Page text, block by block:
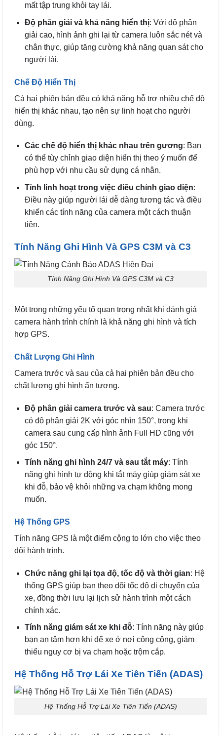
mất tập trung khỏi tay lái.
Độ phân giải và khả năng hiển thị: Với độ phân
giải cao, hình ảnh ghi lại từ camera luôn sắc nét và
chân thực, giúp tăng cường khả năng quan sát cho
người lái.
Chế Độ Hiển Thị
Cả hai phiên bản đều có khả năng hỗ trợ nhiều chế độ
hiển thị khác nhau, tạo nên sự linh hoạt cho người
dùng.
Các chế độ hiển thị khác nhau trên gương: Bạn
có thể tùy chỉnh giao diện hiển thị theo ý muốn để
phù hợp với nhu cầu sử dụng cá nhân.
Tính linh hoạt trong việc điều chỉnh giao diện:
Điều này giúp người lái dễ dàng tương tác và điều
khiển các tính năng của camera một cách thuận
tiện.
Tính Năng Ghi Hình Và GPS C3M và C3
Tính Năng Ghi Hình Và GPS C3M và C3
Một trong những yếu tố quan trọng nhất khi đánh giá
camera hành trình chính là khả năng ghi hình và tích
hợp GPS.
Chất Lượng Ghi Hình
Camera trước và sau của cả hai phiên bản đều cho
chất lượng ghi hình ấn tượng.
Độ phân giải camera trước và sau: Camera trước
có độ phân giải 2K với góc nhìn 150°, trong khi
camera sau cung cấp hình ảnh Full HD cũng với
góc 150°.
Tính năng ghi hình 24/7 và sau tắt máy: Tính
năng ghi hình tự động khi tắt máy giúp giám sát xe
khi đỗ, bảo vệ khỏi những va chạm không mong
muốn.
Hệ Thống GPS
Tính năng GPS là một điểm cộng to lớn cho việc theo
dõi hành trình.
Chức năng ghi lại tọa độ, tốc độ và thời gian: Hệ
thống GPS giúp bạn theo dõi tốc độ di chuyển của
xe, đồng thời lưu lại lịch sử hành trình một cách
chính xác.
Tính năng giám sát xe khi đỗ: Tính năng này giúp
bạn an tâm hơn khi để xe ở nơi công cộng, giảm
thiểu nguy cơ bị va chạm hoặc trộm cắp.
Hệ Thống Hỗ Trợ Lái Xe Tiên Tiến (ADAS)
Hệ Thống Hỗ Trợ Lái Xe Tiên Tiến (ADAS)